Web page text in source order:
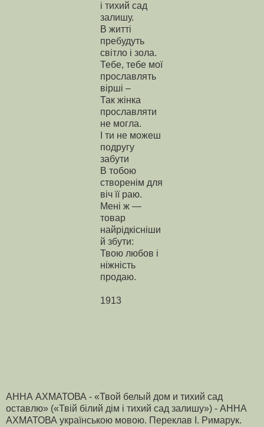
і тихий сад
залишу.
В житті
пребудуть
світло і зола.
Тебе, тебе мої
прославлять
вірші –
Так жінка
прославляти
не могла.
І ти не можеш
подругу
забути
В тобою
створенім для
віч її раю.
Мені ж —
товар
найрідкісніши
й збути:
Твою любов і
ніжність
продаю.
1913
АННА АХМАТОВА - «Твой белый дом и тихий сад
оставлю» («Твій білий дім і тихий сад залишу») - АННА
АХМАТОВА українською мовою. Переклав І. Римарук.